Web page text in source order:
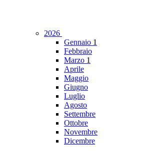
2026
Gennaio 1
Febbraio
Marzo 1
Aprile
Maggio
Giugno
Luglio
Agosto
Settembre
Ottobre
Novembre
Dicembre